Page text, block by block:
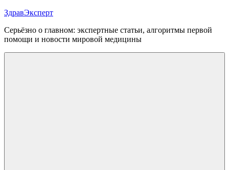
Перейти
содержимому
ЗдравЭксперт
Серьёзно о главном: экспертные статьи, алгоритмы первой
помощи и новости мировой медицины